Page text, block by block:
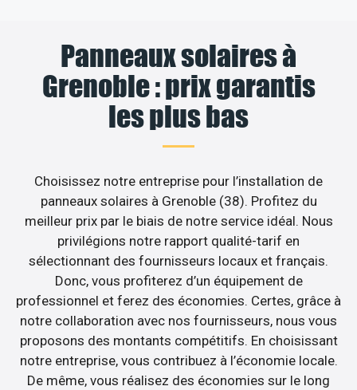
Panneaux solaires à
Grenoble : prix garantis
les plus bas
Choisissez notre entreprise pour l’installation de
panneaux solaires à Grenoble (38). Profitez du
meilleur prix par le biais de notre service idéal. Nous
privilégions notre rapport qualité-tarif en
sélectionnant des fournisseurs locaux et français.
Donc, vous profiterez d’un équipement de
professionnel et ferez des économies. Certes, grâce à
notre collaboration avec nos fournisseurs, nous vous
proposons des montants compétitifs. En choisissant
notre entreprise, vous contribuez à l’économie locale.
De même, vous réalisez des économies sur le long